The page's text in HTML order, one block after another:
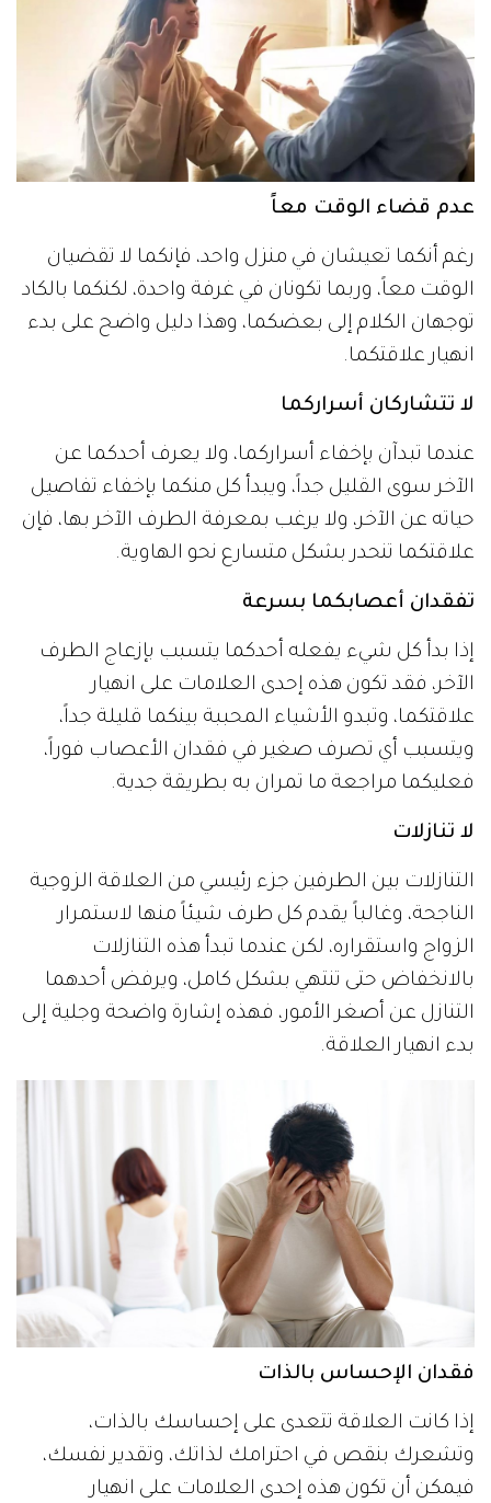
عدم قضاء الوقت معاً
رغم أنكما تعيشان في منزل واحد، فإنكما لا تقضيان
الوقت معاً، وربما تكونان في غرفة واحدة، لكنكما بالكاد
توجهان الكلام إلى بعضكما، وهذا دليل واضح على بدء
انهيار علاقتكما.
لا تتشاركان أسراركما
عندما تبدآن بإخفاء أسراركما، ولا يعرف أحدكما عن
الآخر سوى القليل جداً، ويبدأ كل منكما بإخفاء تفاصيل
حياته عن الآخر، ولا يرغب بمعرفة الطرف الآخر بها، فإن
علاقتكما تنحدر بشكل متسارع نحو الهاوية.
تفقدان أعصابكما بسرعة
إذا بدأ كل شيء يفعله أحدكما يتسبب بإزعاج الطرف
الآخر، فقد تكون هذه إحدى العلامات على انهيار
علاقتكما، وتبدو الأشياء المحببة بينكما قليلة جداً،
ويتسبب أي تصرف صغير في فقدان الأعصاب فوراً،
فعليكما مراجعة ما تمران به بطريقة جدية.
لا تنازلات
التنازلات بين الطرفين جزء رئيسي من العلاقة الزوجية
الناجحة، وغالباً يقدم كل طرف شيئاً منها لاستمرار
الزواج واستقراره، لكن عندما تبدأ هذه التنازلات
بالانخفاض حتى تنتهي بشكل كامل، ويرفض أحدهما
التنازل عن أصغر الأمور، فهذه إشارة واضحة وجلية إلى
بدء انهيار العلاقة.
فقدان الإحساس بالذات
إذا كانت العلاقة تتعدى على إحساسك بالذات،
وتشعرك بنقص في احترامك لذاتك، وتقدير نفسك،
فيمكن أن تكون هذه إحدى العلامات على انهيار